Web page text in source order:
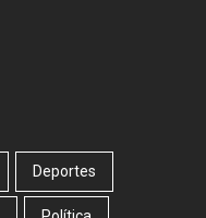
Deportes